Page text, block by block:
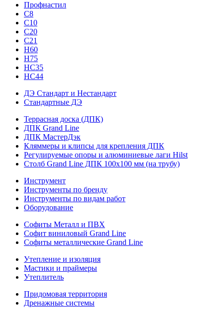
Профнастил
С8
С10
С20
С21
H60
H75
HС35
НС44
ДЭ Стандарт и Нестандарт
Стандартные ДЭ
Террасная доска (ДПК)
ДПК Grand Line
ДПК МастерДэк
Кляммеры и клипсы для крепления ДПК
Регулируемые опоры и алюминиевые лаги Hilst
Столб Grand Line ДПК 100х100 мм (на трубу)
Инструмент
Инструменты по бренду
Инструменты по видам работ
Оборудование
Софиты Металл и ПВХ
Софит виниловый Grand Line
Софиты металлические Grand Line
Утепление и изоляция
Мастики и праймеры
Утеплитель
Придомовая территория
Дренажные системы